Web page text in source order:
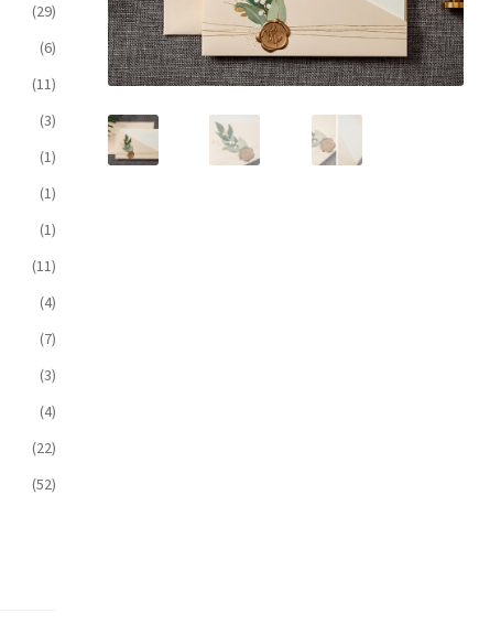
(29)
(6)
(11)
(3)
(1)
(1)
(1)
(11)
(4)
(7)
(3)
(4)
(22)
(52)